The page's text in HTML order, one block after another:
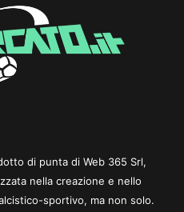
di punta di Web 365 Srl,
nella creazione e nello
sportivo, ma non solo.